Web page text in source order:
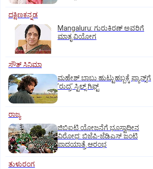
ದಕ್ಷಿಣಕನ್ನಡ
Mangaluru: ಗುರುಕಿರಣ್ ಅವರಿಗೆ
ಮಾತೃ ವಿಯೋಗ
ಸೌತ್‌ ಸಿನಿಮಾ
ಮಹೇಶ್‌ ಬಾಬು ಹುಟ್ಟುಹಬ್ಬಕ್ಕೆ ಫ್ಯಾನ್ಸ್‌ಗೆ
ʼರುದ್ರʼ ಸ್ಟಿಲ್ಸ್‌ ಗಿಫ್ಟ್
ರಾಜ್ಯ
ಜಿಬಿಐಟಿ ಯೋಜನೆಗೆ ಭೂಸ್ವಾಧೀನ
ವಿರೋಧ: ಬಿಜೆಪಿ-ಜೆಡಿಎಸ್‌ ಜಂಟಿ
ಪಾದಯಾತ್ರೆ ಆರಂಭ
ತುಳುರಂಗ